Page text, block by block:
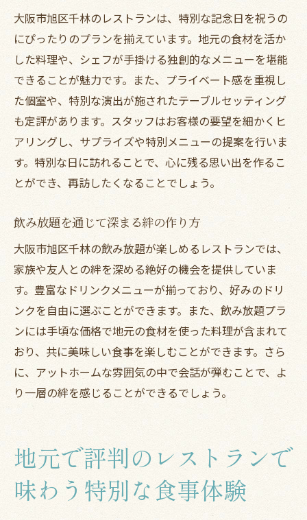
大阪市旭区千林のレストランは、特別な記念日を祝うの
にぴったりのプランを揃えています。地元の食材を活か
した料理や、シェフが手掛ける独創的なメニューを堪能
できることが魅力です。また、プライベート感を重視し
た個室や、特別な演出が施されたテーブルセッティング
も定評があります。スタッフはお客様の要望を細かくヒ
アリングし、サプライズや特別メニューの提案を行いま
す。特別な日に訪れることで、心に残る思い出を作るこ
とができ、再訪したくなることでしょう。
飲み放題を通じて深まる絆の作り方
大阪市旭区千林の飲み放題が楽しめるレストランでは、
家族や友人との絆を深める絶好の機会を提供していま
す。豊富なドリンクメニューが揃っており、好みのドリ
ンクを自由に選ぶことができます。また、飲み放題プラ
ンには手頃な価格で地元の食材を使った料理が含まれて
おり、共に美味しい食事を楽しむことができます。さら
に、アットホームな雰囲気の中で会話が弾むことで、よ
り一層の絆を感じることができるでしょう。
地元で評判のレストランで
味わう特別な食事体験